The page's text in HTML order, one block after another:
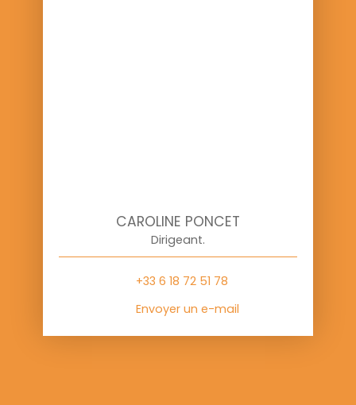
CAROLINE PONCET
Dirigeant.
+33 6 18 72 51 78
Envoyer un e-mail